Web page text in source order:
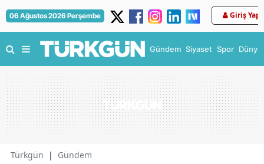
06 Ağustos 2026 Perşembe Giriş Yap
Gündem Siyaset Spor Dünya
Türkgün | Gündem